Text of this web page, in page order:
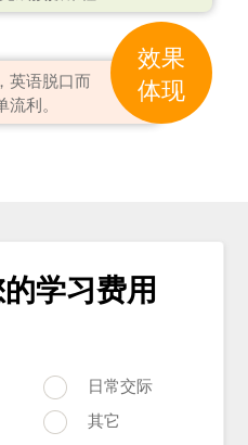
效果
体现
英语脱口而
利。
学习费用
日常交际
其它